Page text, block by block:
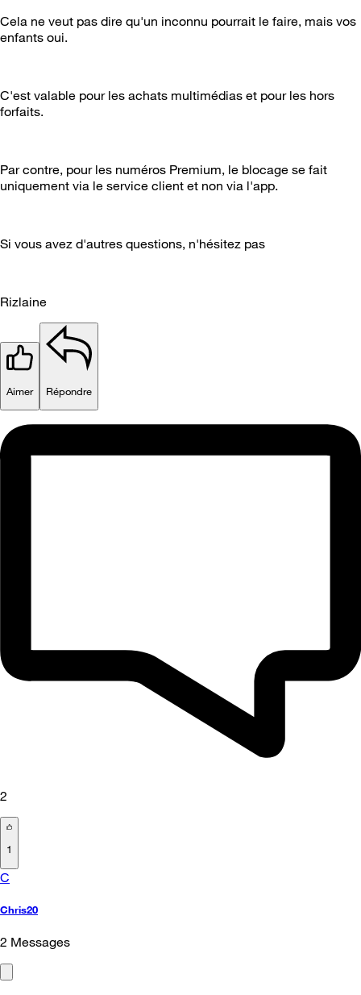
Cela ne veut pas dire qu'un inconnu pourrait le faire, mais vos
enfants oui.
C'est valable pour les achats multimédias et pour les hors
forfaits.
Par contre, pour les numéros Premium, le blocage se fait
uniquement via le service client et non via l'app.
Si vous avez d'autres questions, n'hésitez pas
Rizlaine
Aimer Répondre
2
1
C
Chris20
2 Messages